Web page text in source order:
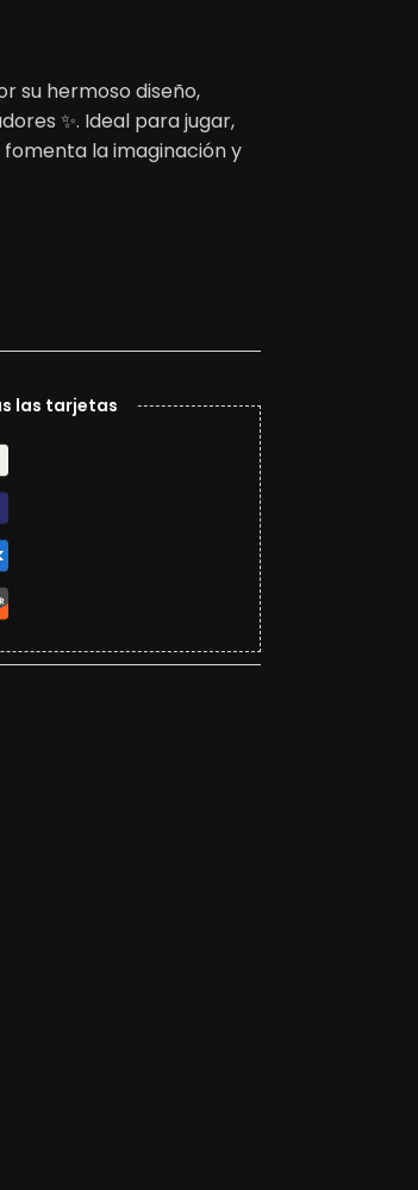
su hermoso diseño,
✨. Ideal para jugar,
la imaginación y
las tarjetas